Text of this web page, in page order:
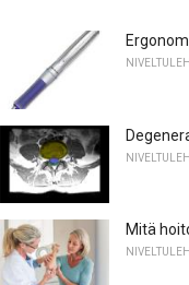
Mitä